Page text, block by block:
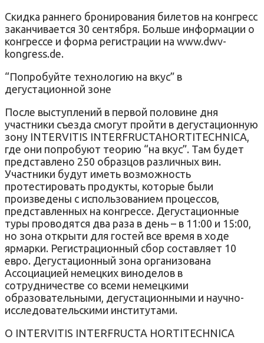
Скидка раннего бронирования билетов на конгресс
заканчивается 30 сентября. Больше информации о
конгрессе и форма регистрации на www.dwv-
kongress.de.
“Попробуйте технологию на вкус” в
дегустационной зоне
После выступлений в первой половине дня
участники съезда смогут пройти в дегустационную
зону INTERVITIS INTERFRUCTAHORTITECHNICA,
где они попробуют теорию “на вкус”. Там будет
представлено 250 образцов различных вин.
Участники будут иметь возможность
протестировать продукты, которые были
произведены с использованием процессов,
представленных на конгрессе. Дегустационные
туры проводятся два раза в день – в 11:00 и 15:00,
но зона открыти для гостей все время в ходе
ярмарки. Регистрационный сбор составляет 10
евро. Дегустационный зона организована
Ассоциацией немецких виноделов в
сотрудничестве со всеми немецкими
образовательными, дегустационными и научно-
исследовательскими институтами.
О INTERVITIS INTERFRUCTA HORTITECHNICA